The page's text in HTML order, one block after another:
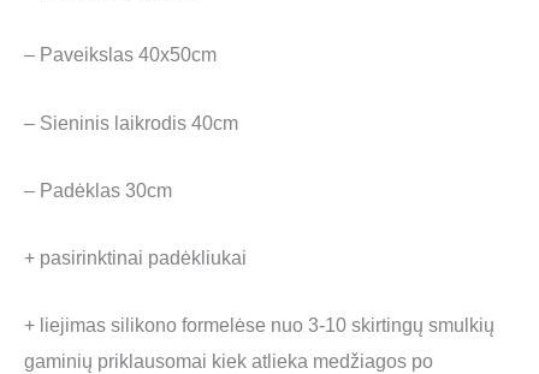
– Paveikslas 40x50cm
– Sieninis laikrodis 40cm
– Padėklas 30cm
+ pasirinktinai padėkliukai
+ liejimas silikono formelėse nuo 3-10 skirtingų smulkių
gaminių priklausomai kiek atlieka medžiagos po